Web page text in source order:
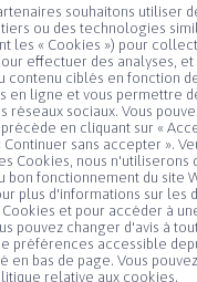
Panneau de
souhaitons utiliser
ou des technologies
les « Cookies ») pour
effectuer des analyses, et
contenu ciblés en fonction
en ligne et vous permettre
réseaux sociaux. Vous
en cliquant sur «
Continuer sans accepter ».
Cookies, nous n'utiliserons
bon fonctionnement du site
plus d'informations sur les
et pour accéder à
pouvez changer d'avis à
préférences accessible
en bas de page. Vous
relative aux cookies.
10 H 00 - 17 H 30
3
Exposition
Mag’gie
Du 3 au 16 août,
venez découvrir
l'univers créatif
En